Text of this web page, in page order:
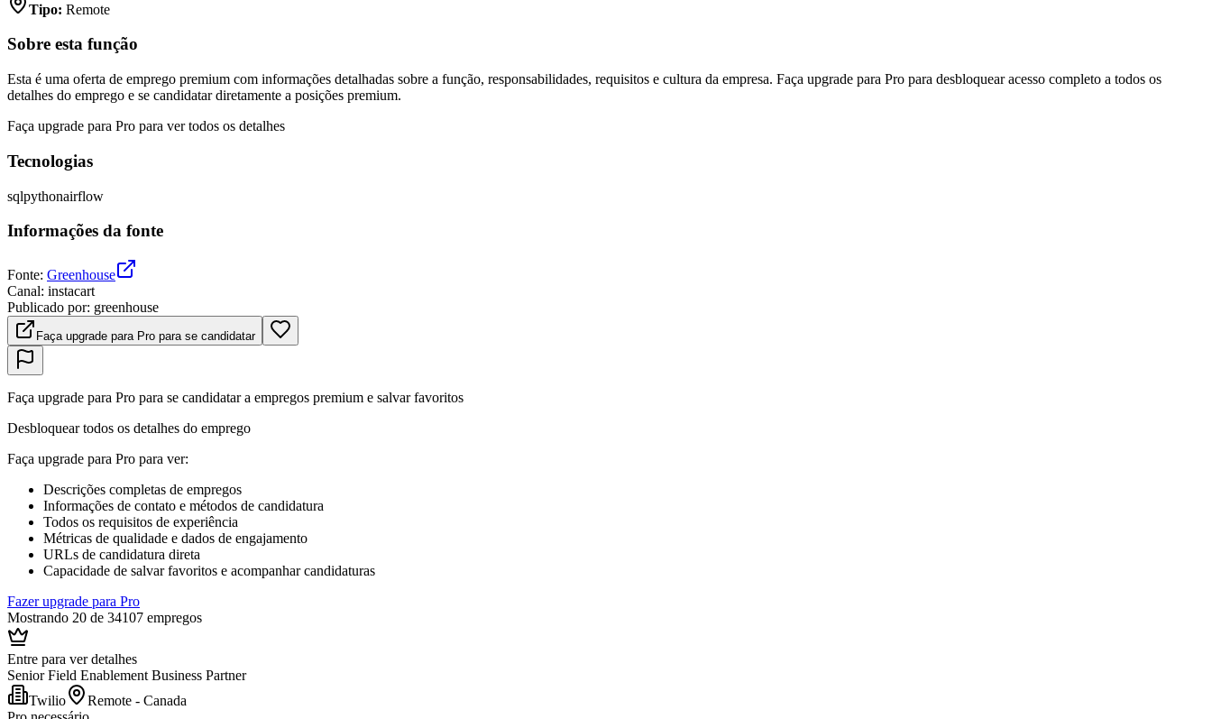
Tipo: Remote
Sobre esta função
Esta é uma oferta de emprego premium com informações detalhadas sobre a função, responsabilidades, requisitos e cultura da empresa. Faça upgrade para Pro para desbloquear acesso completo a todos os
detalhes do emprego e se candidatar diretamente a posições premium.
Faça upgrade para Pro para ver todos os detalhes
Tecnologias
sqlpythonairflow
Informações da fonte
Fonte: Greenhouse
Canal: instacart
Publicado por: greenhouse
Faça upgrade para Pro para se candidatar
Faça upgrade para Pro para se candidatar a empregos premium e salvar favoritos
Desbloquear todos os detalhes do emprego
Faça upgrade para Pro para ver:
Descrições completas de empregos
Informações de contato e métodos de candidatura
Todos os requisitos de experiência
Métricas de qualidade e dados de engajamento
URLs de candidatura direta
Capacidade de salvar favoritos e acompanhar candidaturas
Fazer upgrade para Pro
Mostrando 20 de 34107 empregos
Entre para ver detalhes
Senior Field Enablement Business Partner
Twilio
Remote - Canada